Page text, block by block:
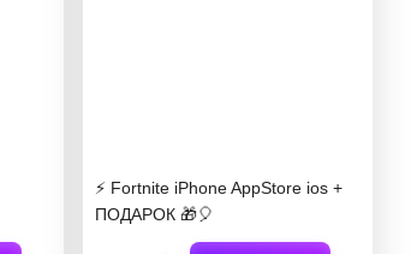
⚡️ Fortnite iPhone AppStore ios +
ПОДАРОК 🎁🎈